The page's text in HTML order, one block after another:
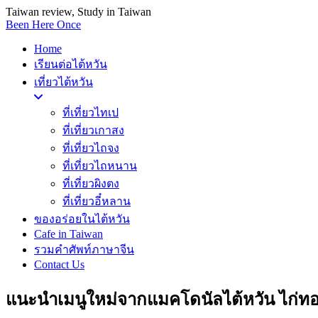
Taiwan review, Study in Taiwan
Been Here Once
Home
เรียนต่อไต้หวัน
เที่ยวไต้หวัน
ที่เที่ยวไทเป
ที่เที่ยวเกาสง
ที่เที่ยวไถจง
ที่เที่ยวไถหนาน
ที่เที่ยวผิงตง
ที่เที่ยวอี๋หลาน
ของอร่อยในไต้หวัน
Cafe in Taiwan
รวมคำศัพท์ภาษาจีน
Contact Us
แนะนำเมนูใหม่จากแมคโดนัลไต้หวัน ไก่ท